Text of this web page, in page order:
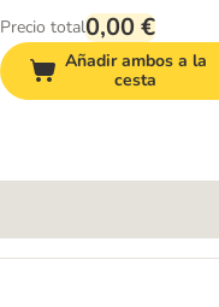
Precio total0,00 €
Añadir ambos a la
cesta